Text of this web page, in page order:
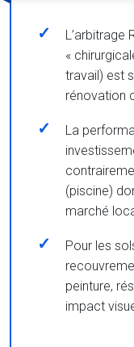
L’arbitrage
«
travail) est
rénovation
La
(piscine)
marché
Pour les
peinture,
impact